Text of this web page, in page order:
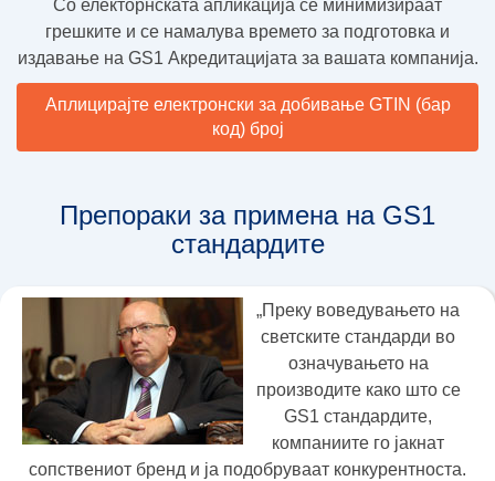
Со електорнската апликација се минимизираат
грешките и се намалува времето за подготовка и
издавање на GS1 Акредитацијата за вашата компанија.
Аплицирајте електронски за добивање GTIN (бар
код) број
Препораки за примена на GS1
стандардите
„Преку воведувањето на
светските стандарди во
означувањето на
производите како што се
GS1 стандардите,
компаниите го јакнат
сопствениот бренд и ја подобруваат конкурентноста.